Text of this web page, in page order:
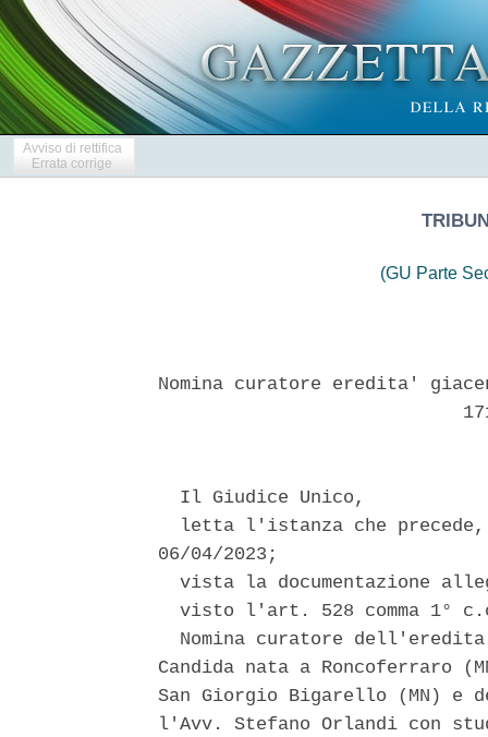
Avviso di rettifica
Errata corrige
(GU Parte
Nomina curatore eredita'
  Il Giudice Unico,
letta l'istanza che
06/04/2023;
vista la documentazione
visto l'art. 528 comma 1°
Nomina curatore
Candida nata a
San Giorgio Bigarello (MN) e
l'Avv. Stefano Orlandi con